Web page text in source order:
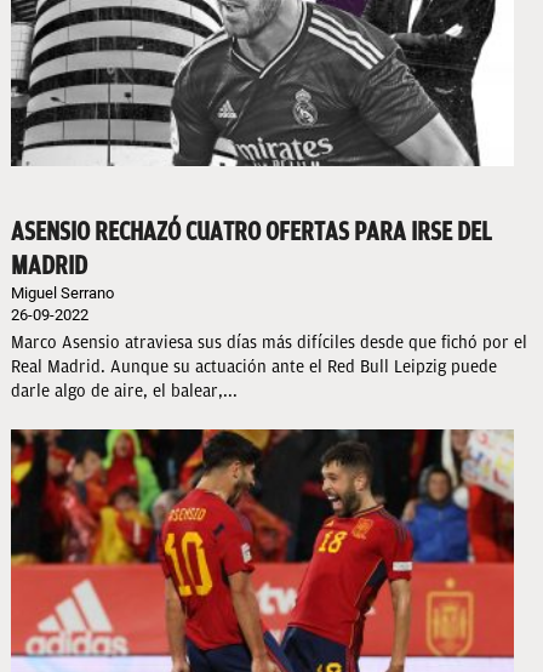
ASENSIO RECHAZÓ CUATRO OFERTAS PARA IRSE DEL
MADRID
Miguel Serrano
26-09-2022
Marco Asensio atraviesa sus días más difíciles desde que fichó por el
Real Madrid. Aunque su actuación ante el Red Bull Leipzig puede
darle algo de aire, el balear,...